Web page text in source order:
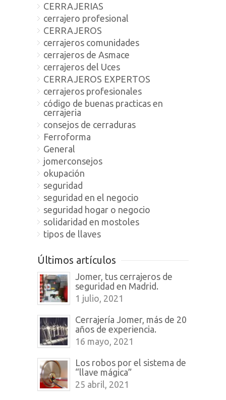
CERRAJERIAS
cerrajero profesional
CERRAJEROS
cerrajeros comunidades
cerrajeros de Asmace
cerrajeros del Uces
CERRAJEROS EXPERTOS
cerrajeros profesionales
código de buenas practicas en
cerrajeria
consejos de cerraduras
Ferroforma
General
jomerconsejos
okupación
seguridad
seguridad en el negocio
seguridad hogar o negocio
solidaridad en mostoles
tipos de llaves
Últimos artículos
Jomer, tus cerrajeros de
seguridad en Madrid.
1 julio, 2021
Cerrajería Jomer, más de 20
años de experiencia.
16 mayo, 2021
Los robos por el sistema de
“llave mágica”
25 abril, 2021